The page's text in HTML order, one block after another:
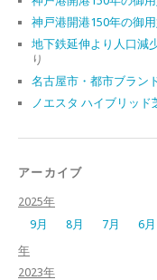
神戸港開港150年の御
地下鉄延伸より人口減
り
名古屋市・都市ブラン
ノエスタ ハイブリッド
アーカイブ
2025年
9月
8月 7月 6月
年
2023年